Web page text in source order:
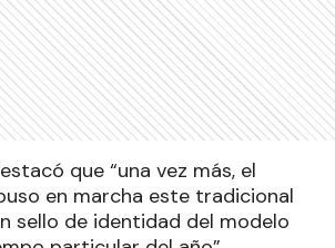
que “una vez más, el
en marcha este tradicional
sello de identidad del modelo